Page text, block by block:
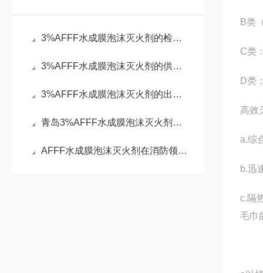
3%AFFF水成膜泡沫灭火剂的检测化验
3%AFFF水成膜泡沫灭火剂的供货企业
3%AFFF水成膜泡沫灭火剂的出厂标准
青岛3%AFFF水成膜泡沫灭火剂的验收标准
AFFF水成膜泡沫灭火剂在消防领域中占据着重要地位
B类
C类
D类
高效
a.综
b.迅
c.隔
毛巾